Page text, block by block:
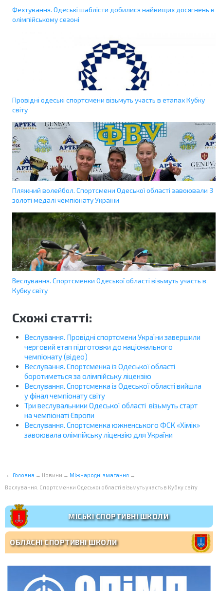
Фехтування. Одеські шаблісти добилися найвищих досягнень в
олімпійському сезоні
Провідні одеські спортсмени візьмуть участь в етапах Кубку
світу
Пляжний волейбол. Спортсмени Одеської області завоювали 3
золоті медалі чемпіонату України
Веслування. Спортсменки Одеської області візьмуть участь в
Кубку світу
Схожі статті:
Веслування. Провідні спортсмени України завершили
черговий етап підготовки до національного
чемпіонату (відео)
Веслування. Спортсменка із Одеської області
боротимeться за олімпійську ліцензію
Веслування. Спортсменка із Одеської області вийшла
у фінал чемпіонату світу
Три веслувальники Одеської області візьмуть старт
на чемпіонаті Європи
Веслування. Спортсменка южненського ФСК «Хімік»
завоювала олімпійську ліцензію для України
Головна → Новини → Міжнародні змагання
→
Веслування. Спортсменки Одеської області візьмуть участь в Кубку світу
МІСЬКІ СПОРТИВНІ ШКОЛИ
ОБЛАСНІ СПОРТИВНІ ШКОЛИ